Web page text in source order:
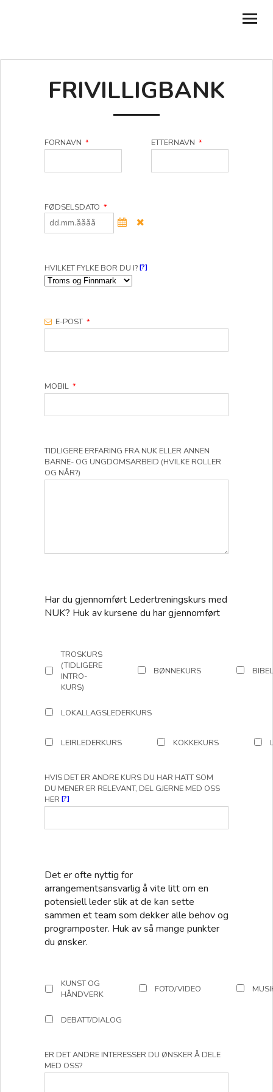
MIN SIDE
GI SAMTYKKER
BLI FRIVILLIG
REFUSJONER
FRIVILLIGBANK
FORNAVN * ETTERNAVN *
FØDSELSDATO *
HVILKET FYLKE BOR DU I? [?]
E-POST *
MOBIL *
TIDLIGERE ERFARING FRA NUK ELLER ANNEN
BARNE- OG UNGDOMSARBEID (HVILKE ROLLER
OG NÅR?)
Har du gjennomført Ledertreningskurs med
NUK? Huk av kursene du har gjennomført
TROSKURS
(TIDLIGERE
INTRO-
KURS)
BØNNEKURS
LOKALLAGSLEDERKURS
LEIRLEDERKURS KOKKEKURS
HVIS DET ER ANDRE KURS DU HAR HATT SOM
DU MENER ER RELEVANT, DEL GJERNE MED OSS
HER [?]
Det er ofte nyttig for
arrangementsansvarlig å vite litt om en
potensiell leder slik at de kan sette
sammen et team som dekker alle behov og
programposter. Huk av så mange punkter
du ønsker.
KUNST OG
HÅNDVERK
FOTO/VIDEO
DEBATT/DIALOG
ER DET ANDRE INTERESSER DU ØNSKER Å DELE
MED OSS?